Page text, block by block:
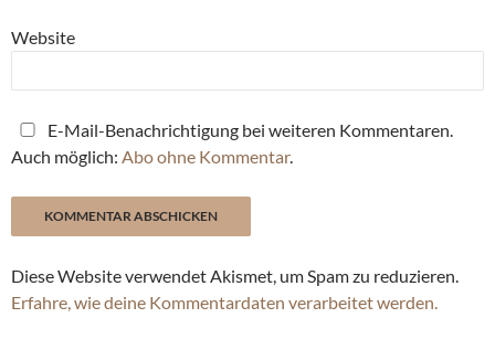
Website
E-Mail-Benachrichtigung bei weiteren Kommentaren.
Auch möglich: Abo ohne Kommentar.
Diese Website verwendet Akismet, um Spam zu reduzieren.
Erfahre, wie deine Kommentardaten verarbeitet werden.